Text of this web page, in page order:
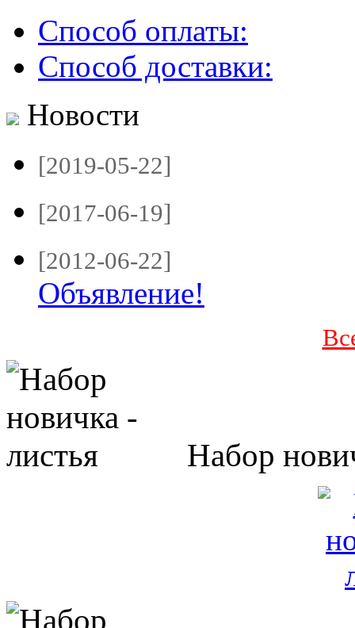
Способ оплаты:
Способ доставки:
Новости
[2019-05-22]
[2017-06-19]
[2012-06-22]
Объявление!
Набор